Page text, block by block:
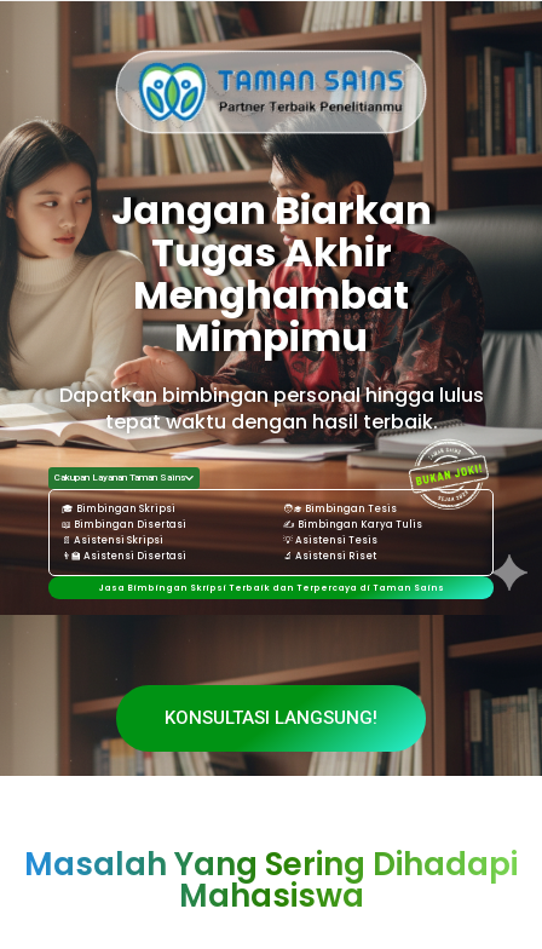
Jangan Biarkan
Tugas Akhir
Menghambat
Mimpimu
Dapatkan bimbingan personal hingga lulus
tepat waktu dengan hasil terbaik.
Cakupan Layanan Taman Sains
🎓 Bimbingan Skripsi
🧑‍🎓 Bimbingan Tesis
📖 Bimbingan Disertasi
✍️ Bimbingan Karya Tulis
📄 Asistensi Skripsi
💡 Asistensi Tesis
👨‍🏫 Asistensi Disertasi
🔬 Asistensi Riset
Jasa Bimbingan Skripsi Terbaik dan Terpercaya di Taman Sains
KONSULTASI LANGSUNG!
Masalah Yang Sering Dihadapi
Mahasiswa